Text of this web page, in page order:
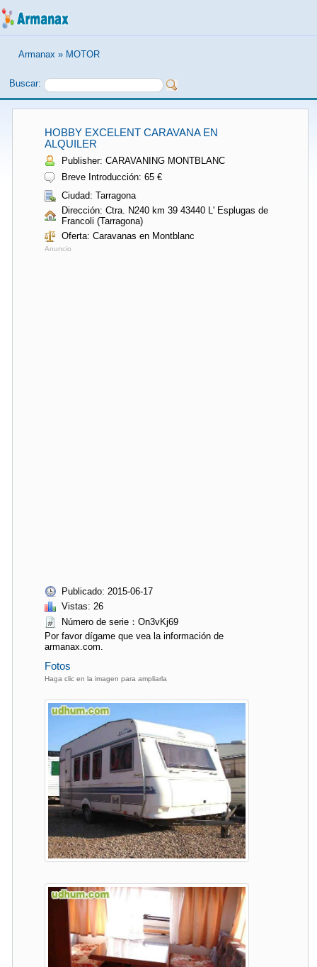
Armanax » MOTOR
Buscar:
HOBBY EXCELENT CARAVANA EN
ALQUILER
Publisher: CARAVANING MONTBLANC
Breve Introducción: 65 €
Ciudad: Tarragona
Dirección: Ctra. N240 km 39 43440 L' Esplugas de
Francoli (Tarragona)
Oferta: Caravanas en Montblanc
Anuncio
Publicado: 2015-06-17
Vistas: 26
Número de serie：On3vKj69
Por favor dígame que vea la información de
armanax.com.
Fotos
Haga clic en la imagen para ampliarla